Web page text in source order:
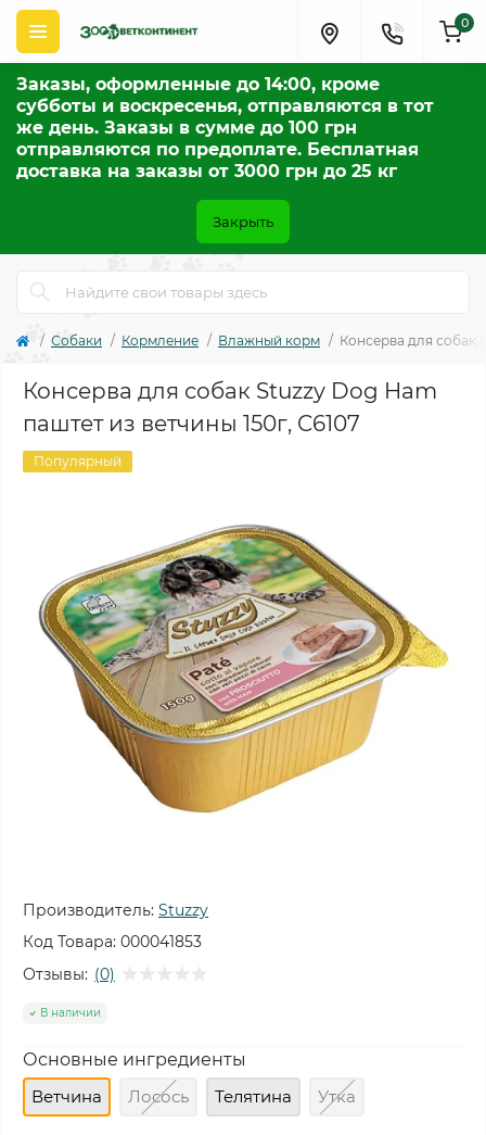
Заказы, оформленные до 14:00, кроме
субботы и воскресенья, отправляются в тот
же день. Заказы в сумме до 100 грн
отправляются по предоплате. Бесплатная
доставка на заказы от 3000 грн до 25 кг
Закрыть
0
Собаки Кормление Влажный корм Консерва для собак
Консерва для собак Stuzzy Dog Ham
паштет из ветчины 150г, C6107
Популярный
Производитель: Stuzzy
Код Товара: 000041853
Отзывы: (0)
В наличии
Основные ингредиенты
Ветчина
Лосось Телятина Утка